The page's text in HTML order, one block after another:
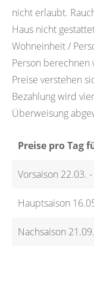
nicht erlaubt.
Haus nicht
Wohneinheit /
Person berechnen
Preise verstehen
Bezahlung wird
Überweisung
Preise pro Tag
Vorsaison 22.03.
Hauptsaison
Nachsaison